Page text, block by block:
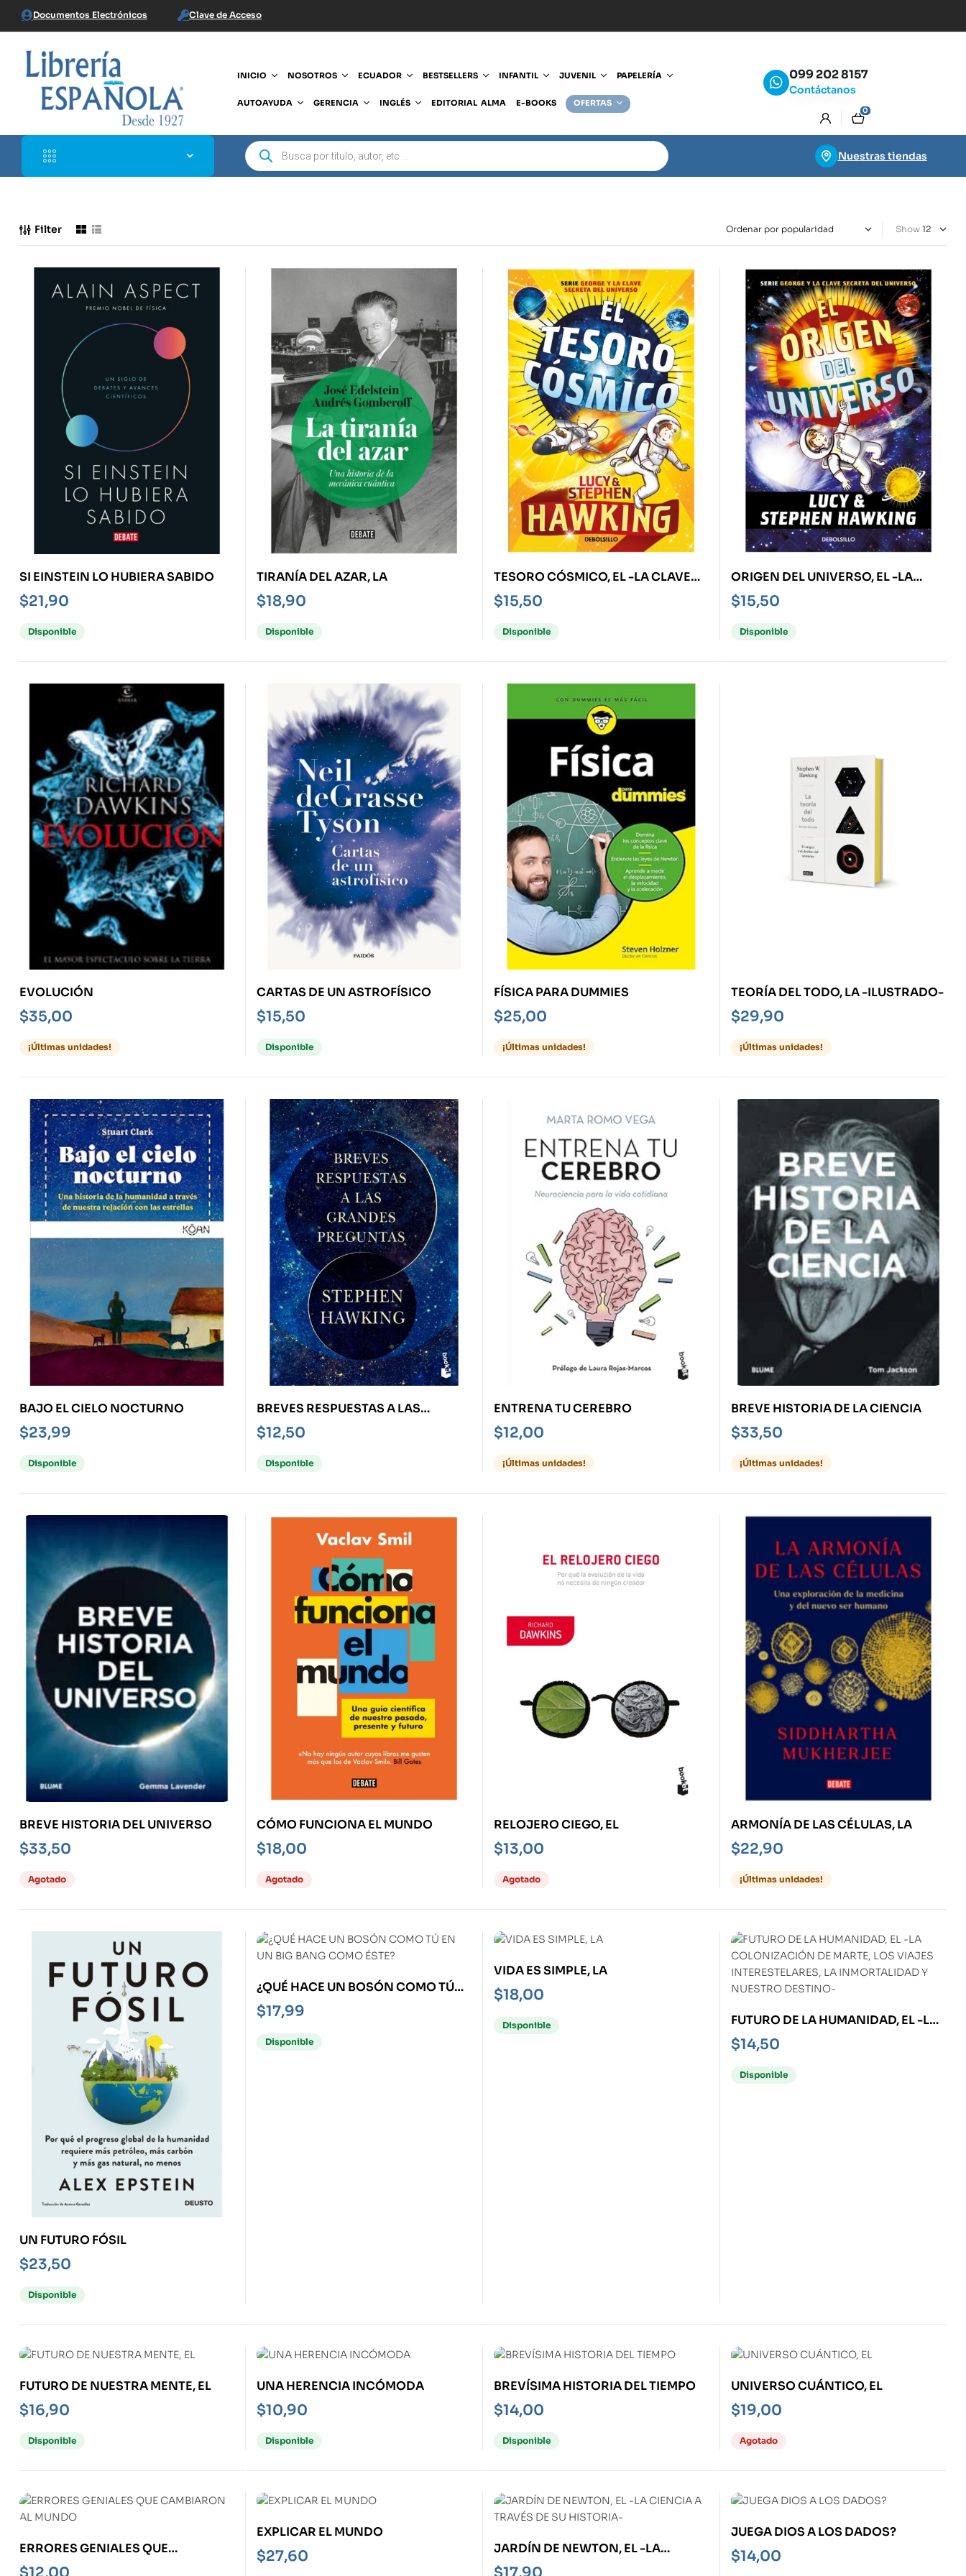
Documentos Electrónicos Clave de Acceso
INICIO NOSOTROS ECUADOR BESTSELLERS INFANTIL JUVENIL PAPELERÍA
AUTOAYUDA GERENCIA INGLÉS EDITORIAL ALMA E-BOOKS OFERTAS
099 202 8157
Contáctanos
0
Nuestras tiendas
Filter Show
SI EINSTEIN LO HUBIERA SABIDO
$21,90
Disponible
TIRANÍA DEL AZAR, LA
$18,90
Disponible
TESORO CÓSMICO, EL -LA CLAVE
DEL UNIVERSO 2-
$15,50
Disponible
ORIGEN DEL UNIVERSO, EL -LA
CLAVE SECRETA DEL UNIVERSO 3-
$15,50
Disponible
EVOLUCIÓN
$35,00
¡Últimas unidades!
CARTAS DE UN ASTROFÍSICO
$15,50
Disponible
FÍSICA PARA DUMMIES
$25,00
¡Últimas unidades!
TEORÍA DEL TODO, LA -ILUSTRADO-
$29,90
¡Últimas unidades!
BAJO EL CIELO NOCTURNO
$23,99
Disponible
BREVES RESPUESTAS A LAS
GRANDES PREGUNTAS
$12,50
Disponible
ENTRENA TU CEREBRO
$12,00
¡Últimas unidades!
BREVE HISTORIA DE LA CIENCIA
$33,50
¡Últimas unidades!
BREVE HISTORIA DEL UNIVERSO
$33,50
Agotado
CÓMO FUNCIONA EL MUNDO
$18,00
Agotado
RELOJERO CIEGO, EL
$13,00
Agotado
ARMONÍA DE LAS CÉLULAS, LA
$22,90
¡Últimas unidades!
UN FUTURO FÓSIL
$23,50
Disponible
¿QUÉ HACE UN BOSÓN COMO TÚ
EN UN BIG BANG COMO ÉSTE?
$17,99
Disponible
VIDA ES SIMPLE, LA
$18,00
Disponible
FUTURO DE LA HUMANIDAD, EL -LA
COLONIZACIÓN DE MARTE, LOS
VIAJES INTERESTELARES, LA
INMORTALIDAD Y NUESTRO
$14,50
Disponible
FUTURO DE NUESTRA MENTE, EL
$16,90
Disponible
UNA HERENCIA INCÓMODA
$10,90
Disponible
BREVÍSIMA HISTORIA DEL TIEMPO
$14,00
Disponible
UNIVERSO CUÁNTICO, EL
$19,00
Agotado
ERRORES GENIALES QUE
CAMBIARON AL MUNDO
EXPLICAR EL MUNDO
$27,60
JARDÍN DE NEWTON, EL -LA
CIENCIA A TRAVÉS DE SU
JUEGA DIOS A LOS DADOS?
$14,00